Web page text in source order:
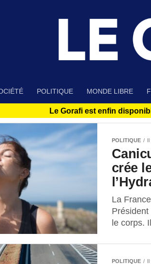
POLITIQUE MONDE LIBRE
Le Gorafi est enfin
POLITIQUE
crée
La
le corps.
POLITIQUE